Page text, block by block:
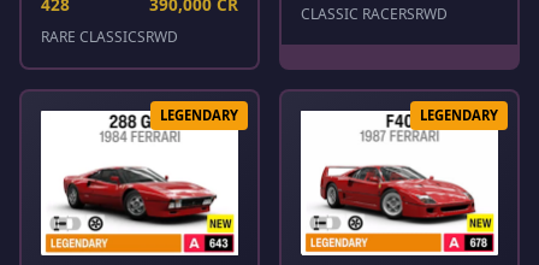
RARE CLASSICSRWD
CLASSIC RACERSRWD
LEGENDARY LEGENDARY